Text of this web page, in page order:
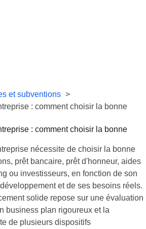
et subventions
: comment choisir la bonne
: comment choisir la bonne
nécessite de choisir la bonne
prêt bancaire, prêt d'honneur, aides
ou investisseurs, en fonction de son
et de ses besoins réels.
solide repose sur une évaluation
business plan rigoureux et la
de plusieurs dispositifs